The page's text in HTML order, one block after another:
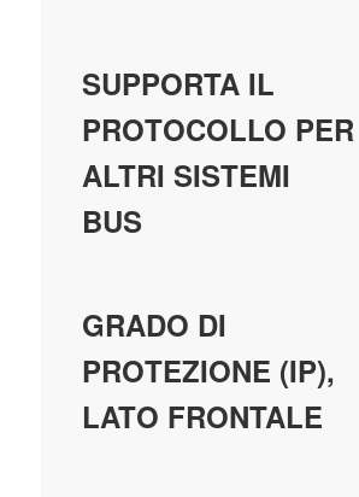
SUPPORTA IL
PROTOCOLLO PER
ALTRI SISTEMI
BUS
GRADO DI
PROTEZIONE (IP),
LATO FRONTALE